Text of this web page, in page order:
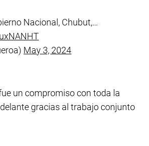
Nacional, Chubut,…
May 3, 2024
un compromiso con toda la
gracias al trabajo conjunto